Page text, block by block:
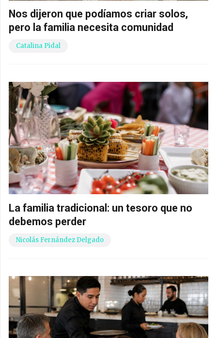
Nos dijeron que podíamos criar solos,
pero la familia necesita comunidad
Catalina Pidal
La familia tradicional: un tesoro que no
debemos perder
Nicolás Fernández Delgado